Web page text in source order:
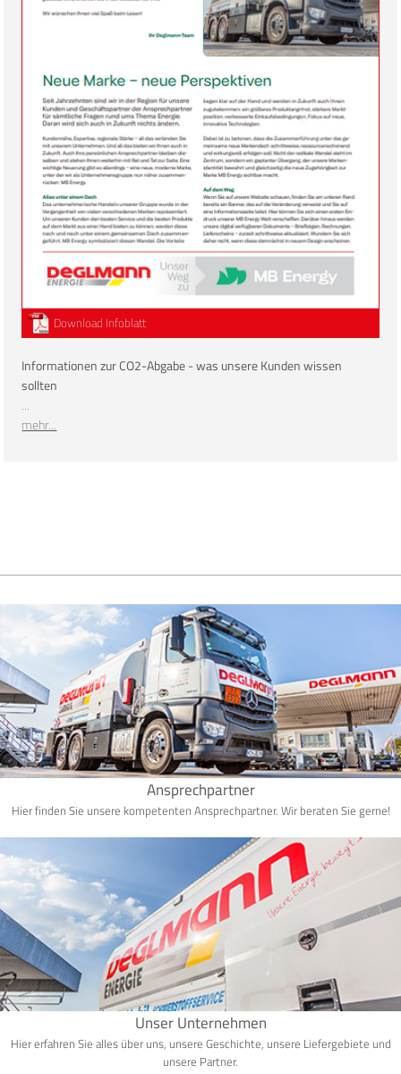
Download Infoblatt
Informationen zur CO2-Abgabe - was unsere Kunden wissen
sollten
...
mehr...
Ansprechpartner
Hier finden Sie unsere kompetenten Ansprechpartner. Wir beraten Sie gerne!
Unser Unternehmen
Hier erfahren Sie alles über uns, unsere Geschichte, unsere Liefergebiete und
unsere Partner.